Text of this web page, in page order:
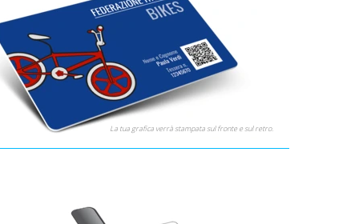
La tua grafica verrà stampata sul fronte e sul retro.